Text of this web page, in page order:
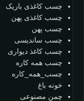
چسب کاغذی باریک
چسب کاغذی پهن
چسب پهن
چسب ساندیسی
چسب کاغذ دیواری
چسب همه کاره
چسب_همه_کاره
خونه باغ
چمن مصنوعی